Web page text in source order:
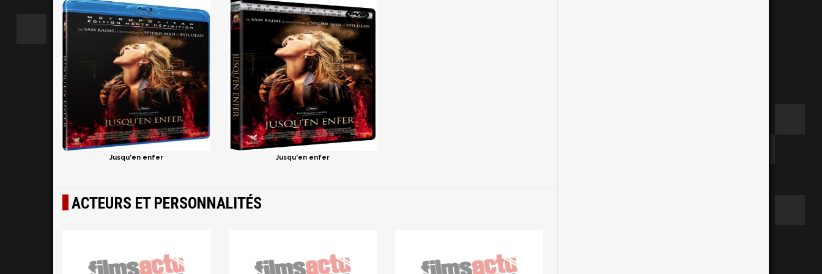
Jusqu'en enfer Jusqu'en enfer
ACTEURS ET PERSONNALITÉS